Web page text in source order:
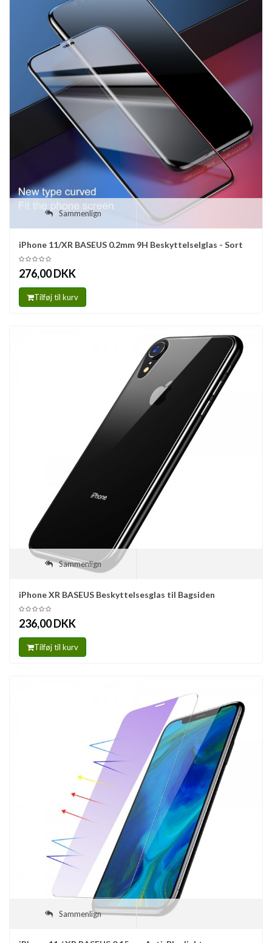
Sammenlign
iPhone 11/XR BASEUS 0.2mm 9H Beskyttelselglas - Sort
276,00 DKK
Tilføj til kurv
Sammenlign
iPhone XR BASEUS Beskyttelsesglas til Bagsiden
236,00 DKK
Tilføj til kurv
Sammenlign